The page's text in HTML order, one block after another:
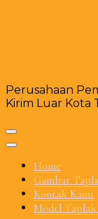
Perusahaan
Kirim Luar Kota
Home
Gambar
Kontak Kami
Model